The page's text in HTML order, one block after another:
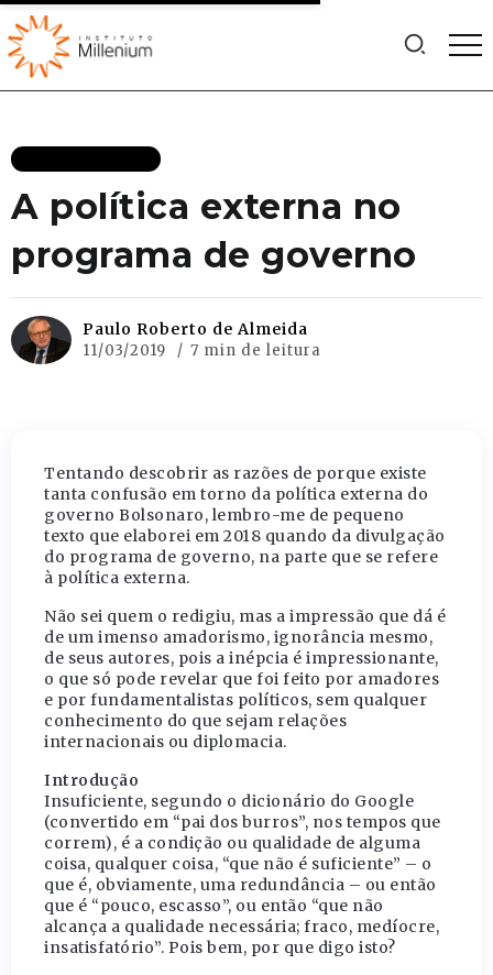
A política externa no
programa de governo
Paulo Roberto de Almeida
11/03/2019 7 min de leitura
Tentando descobrir as razões de porque existe
tanta confusão em torno da política externa do
governo Bolsonaro, lembro-me de pequeno
texto que elaborei em 2018 quando da divulgação
do programa de governo, na parte que se refere
à política externa.
Não sei quem o redigiu, mas a impressão que dá é
de um imenso amadorismo, ignorância mesmo,
de seus autores, pois a inépcia é impressionante,
o que só pode revelar que foi feito por amadores
e por fundamentalistas políticos, sem qualquer
conhecimento do que sejam relações
internacionais ou diplomacia.
Introdução
Insuficiente, segundo o dicionário do Google
(convertido em “pai dos burros”, nos tempos que
correm), é a condição ou qualidade de alguma
coisa, qualquer coisa, “que não é suficiente” – o
que é, obviamente, uma redundância – ou então
que é “pouco, escasso”, ou então “que não
alcança a qualidade necessária; fraco, medíocre,
insatisfatório”. Pois bem, por que digo isto?